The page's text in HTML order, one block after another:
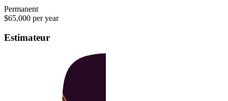
Permanent
$65,000 per year
Estimateur